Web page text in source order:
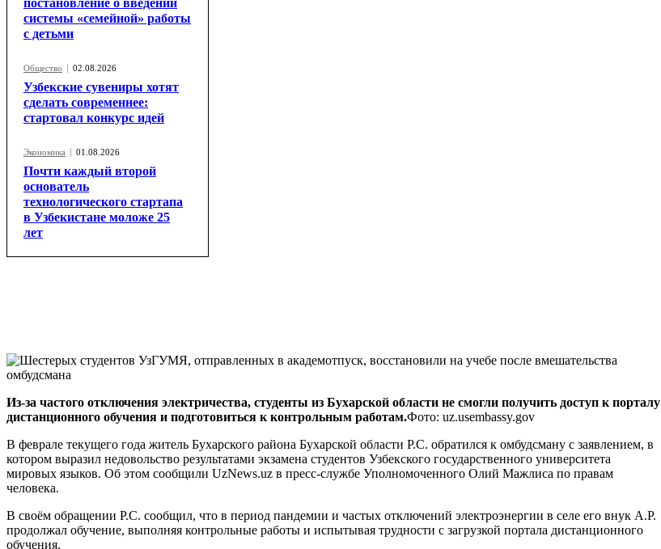
постановление о введении
системы «семейной» работы
с детьми
Общество 02.08.2026
Узбекские сувениры хотят
сделать современнее:
стартовал конкурс идей
Экономика 01.08.2026
Почти каждый второй
основатель
технологического стартапа
в Узбекистане моложе 25
лет
Из-за частого отключения электричества, студенты из Бухарской области не смогли получить доступ к порталу
дистанционного обучения и подготовиться к контрольным работам.Фото: uz.usembassy.gov
В феврале текущего года житель Бухарского района Бухарской области Р.С. обратился к омбудсману с заявлением, в
котором выразил недовольство результатами экзамена студентов Узбекского государственного университета
мировых языков. Об этом сообщили UzNews.uz в пресс-службе Уполномоченного Олий Мажлиса по правам
человека.
В своём обращении Р.С. сообщил, что в период пандемии и частых отключений электроэнергии в селе его внук А.Р.
продолжал обучение, выполняя контрольные работы и испытывая трудности с загрузкой портала дистанционного
обучения.